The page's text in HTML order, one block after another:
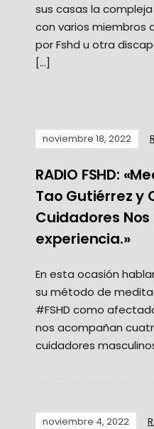
sus casas la
con varios miembros
por Fshd u otra
[…]
noviembre 18, 2022
RADIO FSHD:
Tao Gutiérrez y
Cuidadores
experiencia.»
En esta ocasión
su método de
#FSHD como
nos acompañan
cuidadores
noviembre 4, 2022